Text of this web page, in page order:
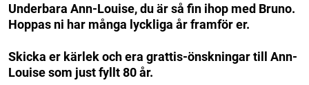
Underbara Ann-Louise, du är så fin ihop med Bruno.
Hoppas ni har många lyckliga år framför er.
Skicka er kärlek och era grattis-önskningar till Ann-
Louise som just fyllt 80 år.